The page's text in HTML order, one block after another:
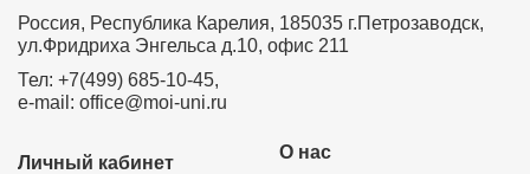
Россия, Республика Карелия, 185035 г.Петрозаводск,
ул.Фридриха Энгельса д.10, офис 211
Тел: +7(499) 685-10-45,
e-mail: office@moi-uni.ru
О нас
Личный кабинет